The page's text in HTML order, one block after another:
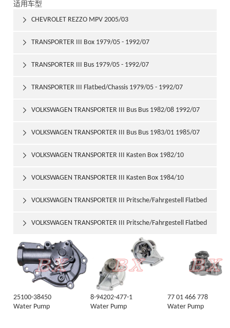
适用车型
CHEVROLET REZZO MPV 2005/03

TRANSPORTER III Box 1979/05 - 1992/07

TRANSPORTER III Bus 1979/05 - 1992/07

TRANSPORTER III Flatbed/Chassis 1979/05 - 1992/07

VOLKSWAGEN TRANSPORTER III Bus Bus 1982/08 1992/07

VOLKSWAGEN TRANSPORTER III Bus Bus 1983/01 1985/07

VOLKSWAGEN TRANSPORTER III Kasten Box 1982/10
1992/07

VOLKSWAGEN TRANSPORTER III Kasten Box 1984/10
1989/02

VOLKSWAGEN TRANSPORTER III Pritsche/Fahrgestell Flatbed
/ Chassis 1982/08 1992/07

VOLKSWAGEN TRANSPORTER III Pritsche/Fahrgestell Flatbed
/ Chassis 1984/10 1989/02

25100-38450
Water Pump
8-94202-477-1
Water Pump
77 01 466 778
Water Pump